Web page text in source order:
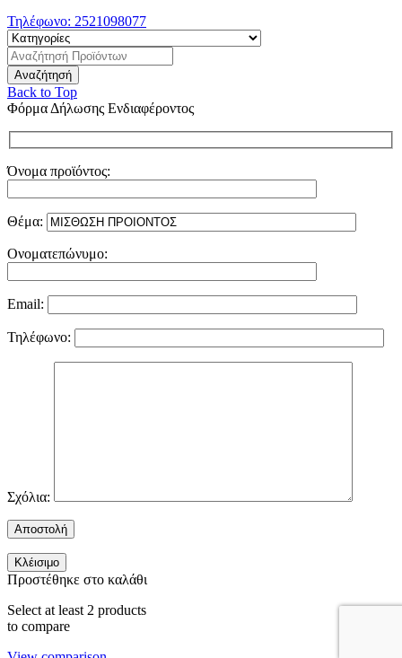
Τηλέφωνο: 2521098077
Back to Top
Φόρμα Δήλωσης Ενδιαφέροντος
Όνομα προϊόντος:
Θέμα:
Ονοματεπώνυμο:
Email:
Τηλέφωνο:
Σχόλια:
Κλέισιμο
Προστέθηκε στο καλάθι
Select at least 2 products
to compare